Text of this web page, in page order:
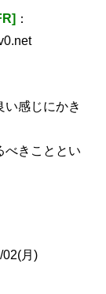
：
感じにかき
べきこととい
02(月)